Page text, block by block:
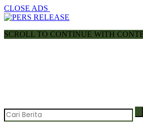
CLOSE ADS
SCROLL TO CONTINUE WITH